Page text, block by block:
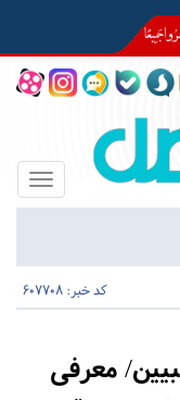
Toggle
کد خبر: 607708
معرفی